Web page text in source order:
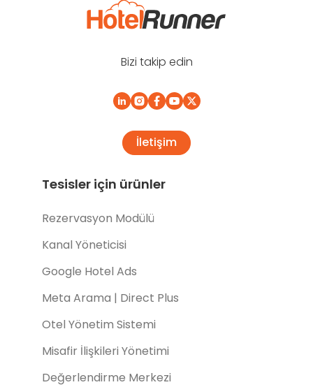
Bizi takip edin
İletişim
Tesisler için ürünler
Rezervasyon Modülü
Kanal Yöneticisi
Google Hotel Ads
Meta Arama | Direct Plus
Otel Yönetim Sistemi
Misafir İlişkileri Yönetimi
Değerlendirme Merkezi